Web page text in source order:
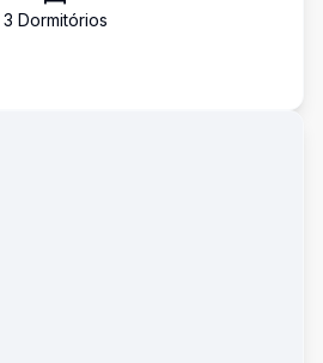
3 Dormitórios